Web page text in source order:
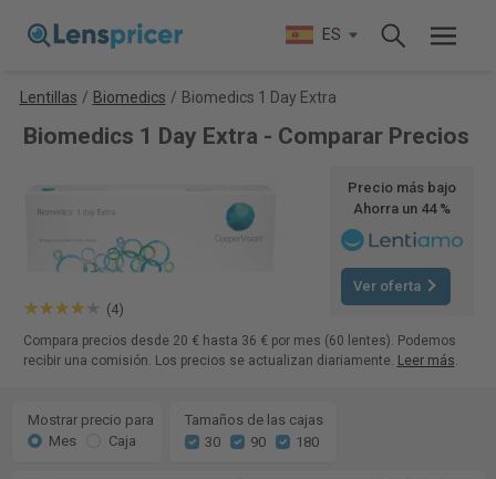
ES
Lentillas / Biomedics / Biomedics 1 Day Extra
Biomedics 1 Day Extra - Comparar Precios
(4)
Precio más bajo
Ahorra un 44 %
Ver oferta
Compara precios desde 20 € hasta 36 € por mes (60 lentes). Podemos
recibir una comisión. Los precios se actualizan diariamente. Leer más.
Mostrar precio para
Mes
Caja
Tamaños de las cajas
30
90 180